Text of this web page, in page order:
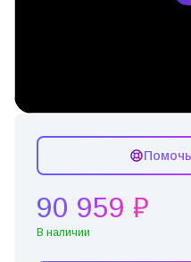
90 959 ₽
В наличии